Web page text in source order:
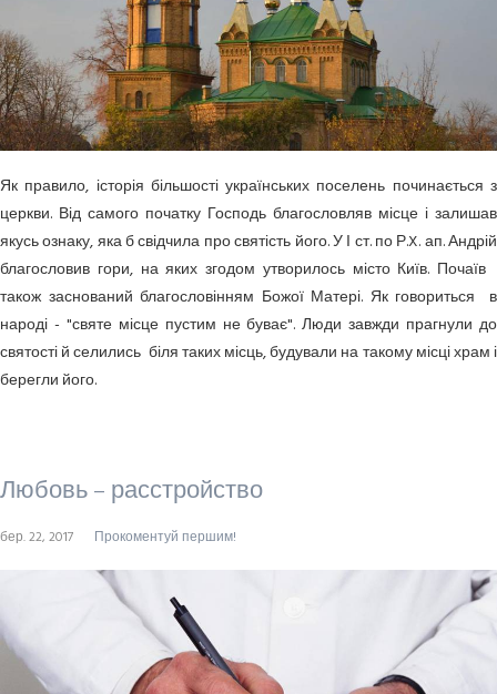
Як правило, історія більшості українських поселень починається з
церкви. Від самого початку Господь благословляв місце і залишав
якусь ознаку, яка б свідчила про святість його. У І ст. по Р.X. ап. Андрій
благословив гори, на яких згодом утворилось місто Київ. Почаїв
також заснований благословінням Божої Матері. Як говориться в
народі - "святе місце пустим не буває". Люди завжди прагнули до
святості й селились біля таких місць, будували на такому місці храм і
берегли його.
Любовь – расстройство
бер. 22, 2017 Прокоментуй першим!